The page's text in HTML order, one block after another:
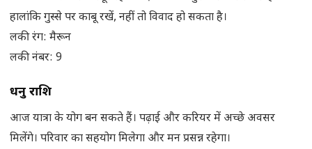
हालांकि गुस्से पर काबू रखें, नहीं तो विवाद हो सकता है।
लकी रंग: मैरून
लकी नंबर: 9
धनु राशि
आज यात्रा के योग बन सकते हैं। पढ़ाई और करियर में अच्छे अवसर
मिलेंगे। परिवार का सहयोग मिलेगा और मन प्रसन्न रहेगा।